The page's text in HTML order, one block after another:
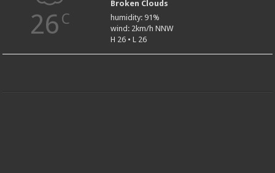
26 C
Broken Clouds
humidity: 91%
wind: 2km/h NNW
H 26 • L 26